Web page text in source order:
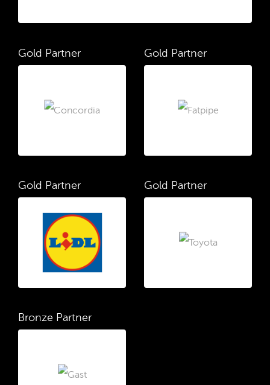
Gold Partner Gold Partner
Gold Partner Gold Partner
Bronze Partner